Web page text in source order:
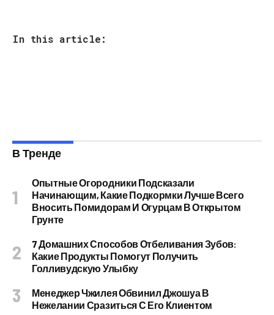
In this article:
В Тренде
Опытные Огородники Подсказали
Начинающим, Какие Подкормки Лучше Всего
Вносить Помидорам И Огурцам В Открытом
Грунте
7 Домашних Способов Отбеливания Зубов:
Какие Продукты Помогут Получить
Голливудскую Улыбку
Менеджер Чжилея Обвинил Джошуа В
Нежелании Сразиться С Его Клиентом